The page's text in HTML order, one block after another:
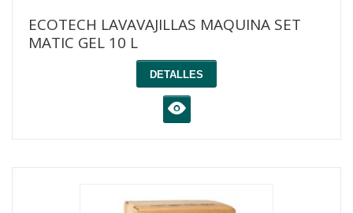
ECOTECH LAVAVAJILLAS MAQUINA SET
MATIC GEL 10 L
DETALLES
K